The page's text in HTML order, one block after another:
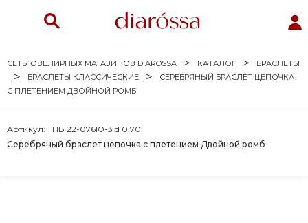
СЕТЬ ЮВЕЛИРНЫХ МАГАЗИНОВ DIAROSSA КАТАЛОГ
БРАСЛЕТЫ
БРАСЛЕТЫ КЛАССИЧЕСКИЕ
СЕРЕБРЯНЫЙ БРАСЛЕТ ЦЕПОЧКА
С ПЛЕТЕНИЕМ ДВОЙНОЙ РОМБ
Серебряный браслет цепочка с плетением Двойной ромб
Артикул: НБ 22-076Ю-3 d 0.70